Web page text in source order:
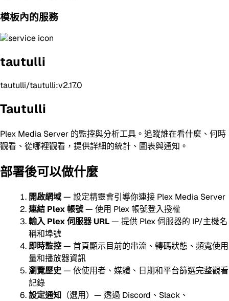
模板內的服務
tautulli
tautulli/tautulli:v2.17.0
Tautulli
Plex Media Server 的監控與分析工具。追蹤誰在看什麼、何時
觀看、從哪裡觀看，提供詳細的統計、圖表與通知。
部署後可以做什麼
開啟網域— 設定精靈會引導你連接 Plex Media Server
連結 Plex 帳號— 使用 Plex 帳號登入授權
輸入 Plex 伺服器 URL— 提供 Plex 伺服器的 IP/主機名
稱和埠號
即時監控— 首頁顯示目前的串流、轉碼狀態、頻寬使用
量和播放器資訊
瀏覽歷史 — 依使用者、媒體、日期和平台篩選完整觀看
記錄
設定通知 （選用）— 透過 Discord、Slack、